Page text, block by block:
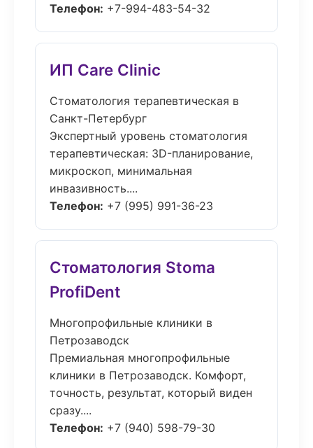
Телефон: +7-994-483-54-32
ИП Care Clinic
Стоматология терапевтическая в
Санкт-Петербург
Экспертный уровень стоматология
терапевтическая: 3D-планирование,
микроскоп, минимальная
инвазивность....
Телефон: +7 (995) 991-36-23
Стоматология Stoma
ProfiDent
Многопрофильные клиники в
Петрозаводск
Премиальная многопрофильные
клиники в Петрозаводск. Комфорт,
точность, результат, который виден
сразу....
Телефон: +7 (940) 598-79-30